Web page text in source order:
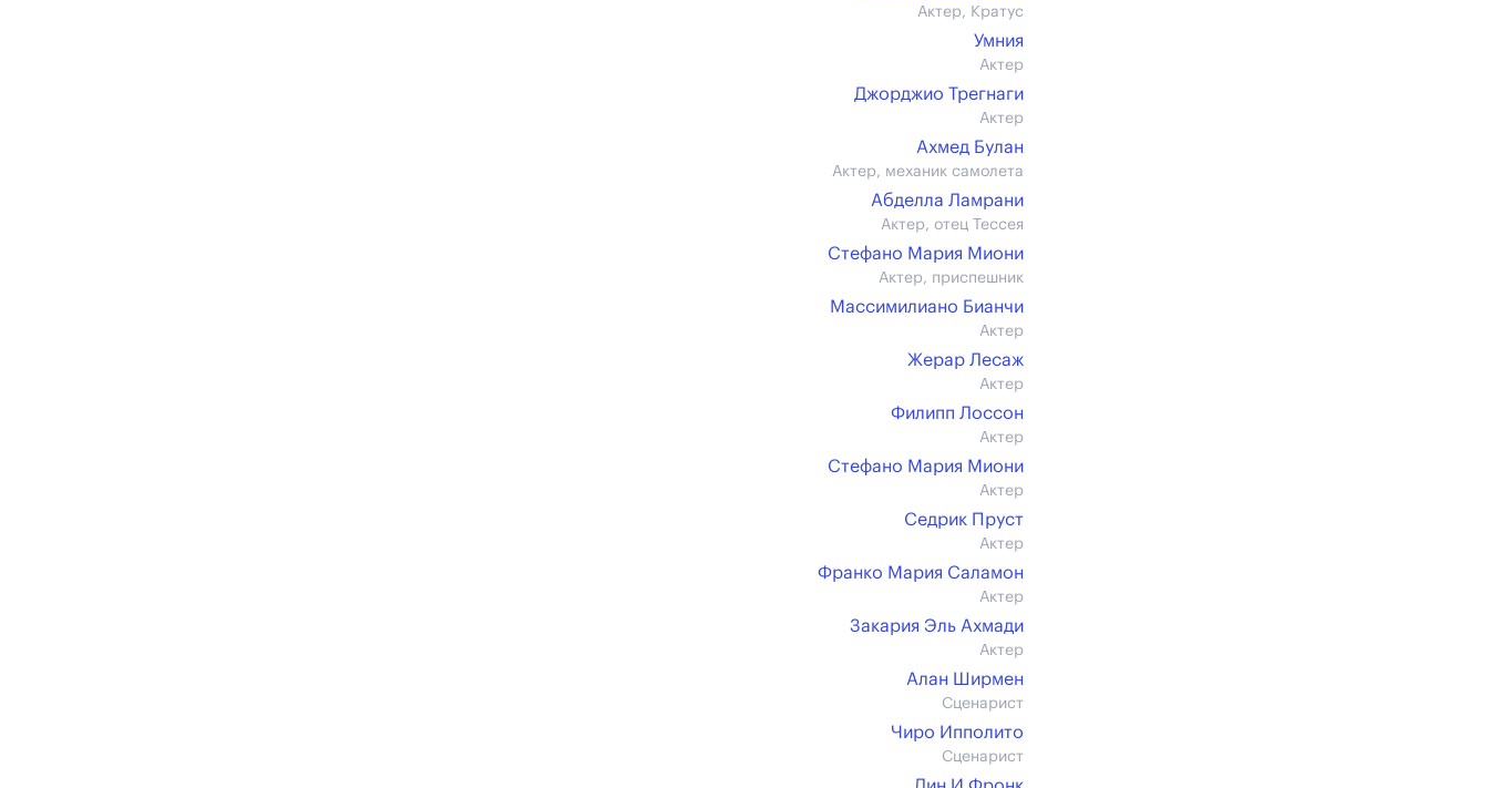
Актер, Кратус
Умния
Актер
Джорджио Трегнаги
Актер
Ахмед Булан
Актер, механик самолета
Абделла Ламрани
Актер, отец Тессея
Стефано Мария Миони
Актер, приспешник
Массимилиано Бианчи
Актер
Жерар Лесаж
Актер
Филипп Лоссон
Актер
Стефано Мария Миони
Актер
Седрик Пруст
Актер
Франко Мария Саламон
Актер
Закария Эль Ахмади
Актер
Алан Ширмен
Сценарист
Чиро Ипполито
Сценарист